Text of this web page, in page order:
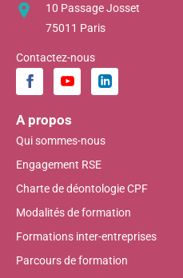
10 Passage Josset
75011 Paris
Contactez-nous
A propos
Qui sommes-nous
Engagement RSE
Charte de déontologie CPF
Modalités de formation
Formations inter-entreprises
Parcours de formation